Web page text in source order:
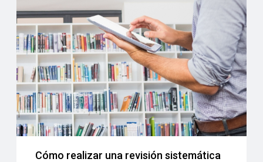
Cómo realizar una revisión sistemática